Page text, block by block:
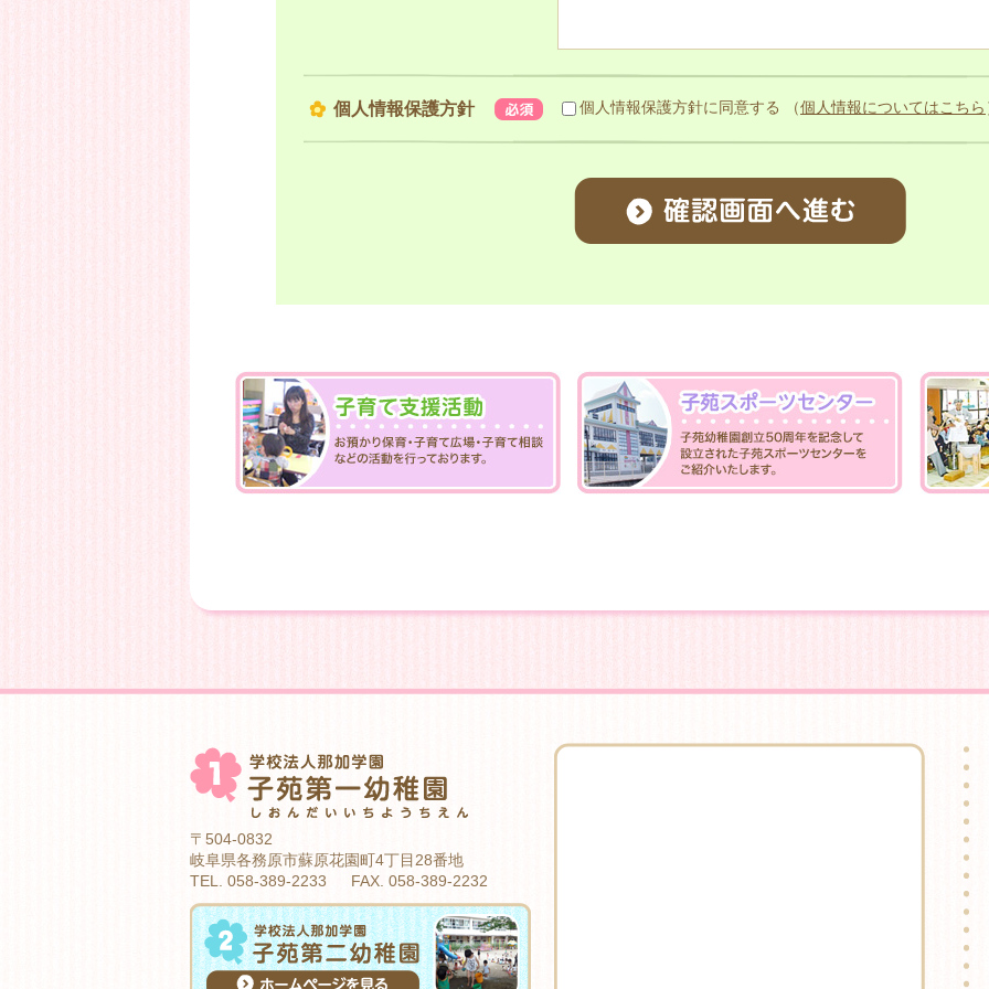
個人情報保護方針 個人情報保護方針に同意する （個人情報についてはこちら
〒504-0832
岐阜県各務原市蘇原花園町4丁目28番地
TEL. 058-389-2233 FAX. 058-389-2232